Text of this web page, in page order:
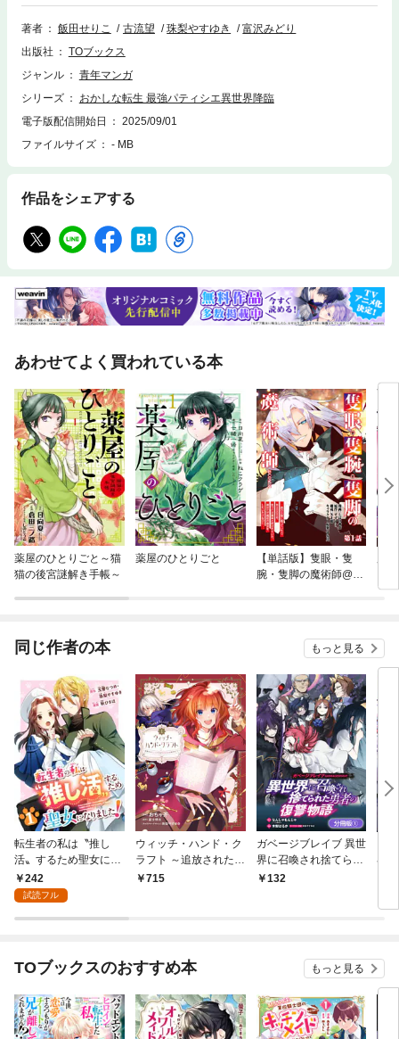
真犯人を捕まえるべく捜査に乗り出していく。疑われるはずのない『王
族』が怪しいと目星をつけて聞き込みを開始。真相へと辿り着くも、少年
甘く激しい王道スイーツ・ファンタジー第13巻！
著者 飯田せりこ 古流望 珠梨やすゆき
富沢みどり
出版社
TOブックス
ジャンル
青年マンガ
シリーズ
おかしな転生 最強パティシエ異世界降臨
電子版配信開始日
2025/09/01
ファイルサイズ
- MB
作品をシェアする
あわせてよく買われている本
薬屋のひとりごと～猫
猫の後宮謎解き手帳～
薬屋のひとりごと
【単話版】隻眼・隻
腕・隻脚の魔術師@C
当
同じ作者の本 もっと見る
転生者の私は〝推し
活〟するため聖女にな
りました！（コミッ
ク）【分冊版】 1
242
試読フル
ウィッチ・ハンド・ク
ラフト ～追放された王
女ですが雑貨屋さん始
715
ガベージブレイブ 異世
界に召喚され捨てられ
た勇者の復讐物語【分
132
界
TOブックスのおすすめ本 もっと見る